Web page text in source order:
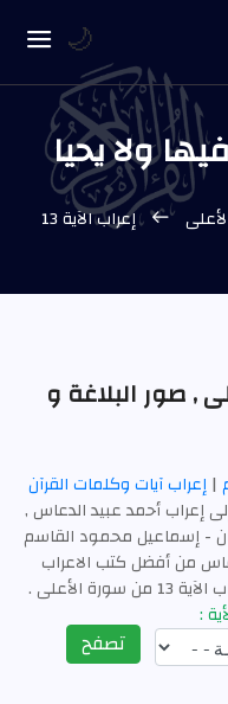
ولا يحيا
إعراب الآية 13
الأعلى , صور البلاغة و
|إعراب آيات وكلمات القرآن
إعراب أحمد عبيد الدعاس ,
- إسماعیل محمود القاسم
من أفضل كتب الاعراب
الأعلى .
:
تصفح
🌙